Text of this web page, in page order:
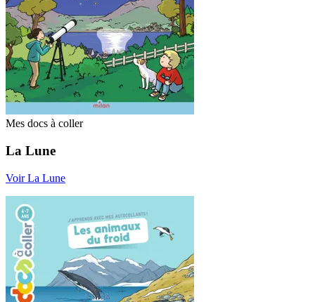
Mes docs à coller
La Lune
Voir La Lune